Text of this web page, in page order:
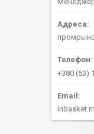
+380 (63)